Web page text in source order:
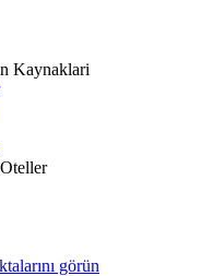
Kaynaklari
görün